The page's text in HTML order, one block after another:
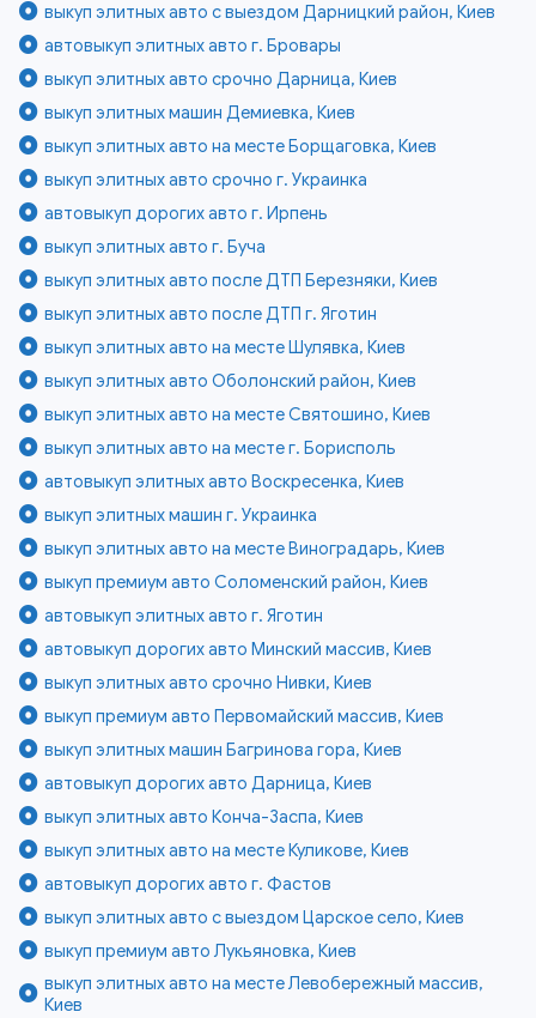
выкуп элитных авто с выездом Дарницкий район, Киев
автовыкуп элитных авто г. Бровары
выкуп элитных авто срочно Дарница, Киев
выкуп элитных машин Демиевка, Киев
выкуп элитных авто на месте Борщаговка, Киев
выкуп элитных авто срочно г. Украинка
автовыкуп дорогих авто г. Ирпень
выкуп элитных авто г. Буча
выкуп элитных авто после ДТП Березняки, Киев
выкуп элитных авто после ДТП г. Яготин
выкуп элитных авто на месте Шулявка, Киев
выкуп элитных авто Оболонский район, Киев
выкуп элитных авто на месте Святошино, Киев
выкуп элитных авто на месте г. Борисполь
автовыкуп элитных авто Воскресенка, Киев
выкуп элитных машин г. Украинка
выкуп элитных авто на месте Виноградарь, Киев
выкуп премиум авто Соломенский район, Киев
автовыкуп элитных авто г. Яготин
автовыкуп дорогих авто Минский массив, Киев
выкуп элитных авто срочно Нивки, Киев
выкуп премиум авто Первомайский массив, Киев
выкуп элитных машин Багринова гора, Киев
автовыкуп дорогих авто Дарница, Киев
выкуп элитных авто Конча-Заспа, Киев
выкуп элитных авто на месте Куликове, Киев
автовыкуп дорогих авто г. Фастов
выкуп элитных авто с выездом Царское село, Киев
выкуп премиум авто Лукьяновка, Киев
выкуп элитных авто на месте Левобережный массив,
Киев